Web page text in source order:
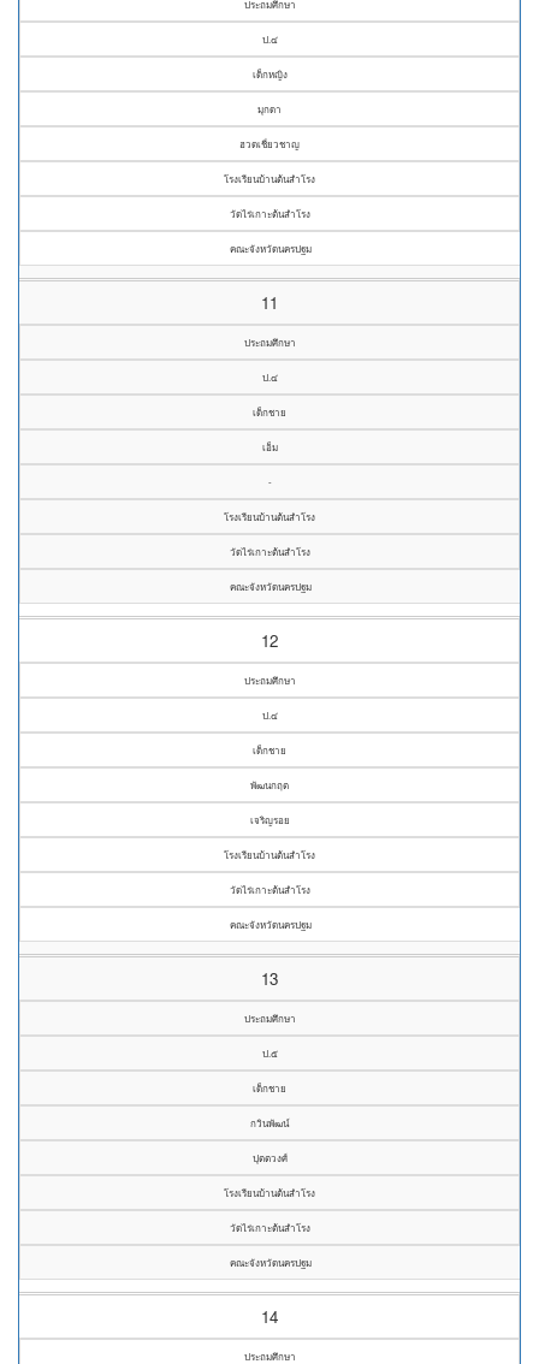
ประถมศึกษา
ป.๔
เด็กหญิง
มุกดา
ฮวดเชี่ยวชาญ
โรงเรียนบ้านต้นสำโรง
วัดไร่เกาะต้นสำโรง
คณะจังหวัดนครปฐม
11
ประถมศึกษา
ป.๔
เด็กชาย
เอ็ม
-
โรงเรียนบ้านต้นสำโรง
วัดไร่เกาะต้นสำโรง
คณะจังหวัดนครปฐม
12
ประถมศึกษา
ป.๔
เด็กชาย
พัฒนกฤต
เจริญรอย
โรงเรียนบ้านต้นสำโรง
วัดไร่เกาะต้นสำโรง
คณะจังหวัดนครปฐม
13
ประถมศึกษา
ป.๕
เด็กชาย
กวินพัฒน์
ปุตตวงศ์
โรงเรียนบ้านต้นสำโรง
วัดไร่เกาะต้นสำโรง
คณะจังหวัดนครปฐม
14
ประถมศึกษา